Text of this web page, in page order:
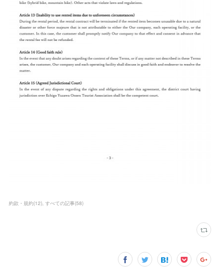
約款・規約(12) すべての記事(58)